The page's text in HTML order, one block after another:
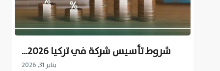
شروط تأسيس شركة في تركيا 2026...
يناير 31, 2026